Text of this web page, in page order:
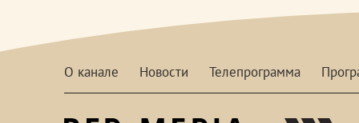
О канале Новости Телепрограмма